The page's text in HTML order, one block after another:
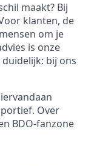
maakt? Bij
klanten, de
om je
is onze
bij ons
Over
BDO-fanzone